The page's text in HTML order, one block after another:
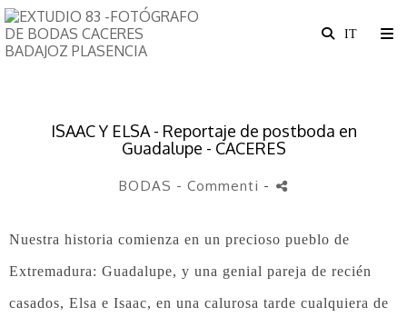
ISAAC Y ELSA - Reportaje de postboda en
Guadalupe - CACERES
BODAS - Commenti -
Nuestra historia comienza en un precioso pueblo de
Extremadura: Guadalupe, y una genial pareja de recién
casados, Elsa e Isaac, en una calurosa tarde cualquiera de